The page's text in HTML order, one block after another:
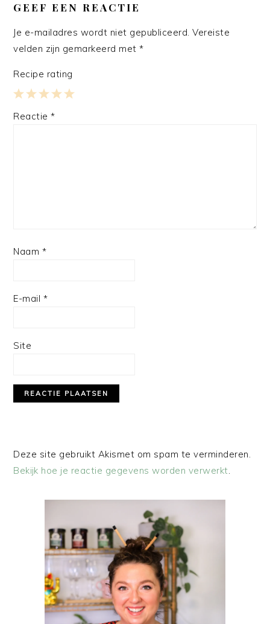
GEEF EEN REACTIE
Je e-mailadres wordt niet gepubliceerd. Vereiste
velden zijn gemarkeerd met*
Recipe rating
4
3
2
1
Reactie*
Naam *
E-mail *
Site
Deze site gebruikt Akismet om spam te verminderen.
Bekijk hoe je reactie gegevens worden verwerkt.